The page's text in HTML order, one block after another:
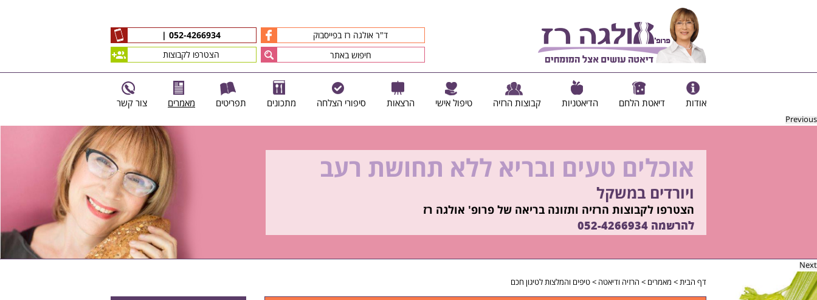
052-4266934
|
ד"ר אולגה רז בפייסבוק
הצטרפו לקבוצות
אודות דיאטת הלחם הדיאטניות קבוצות הרזיה טיפול אישי הרצאות סיפורי הצלחה מתכונים תפריטים מאמרים צור קשר
Previous
להיות מוכנות לקיץ הזה ולזה שאחריו!
בשיטת ד"ר אולגה רז
רוצים ללמוד איך?
התקשרו 052-4266934
אוכלים טעים ובריא ללא תחושת רעב
ויורדים במשקל
הצטרפו לקבוצות הרזיה ותזונה בריאה של פרופ' אולגה רז
להרשמה 052-4266934
Next
דף הבית> מאמרים > הרזיה ודיאטה >טיפים והמלצות לטיגון חכם